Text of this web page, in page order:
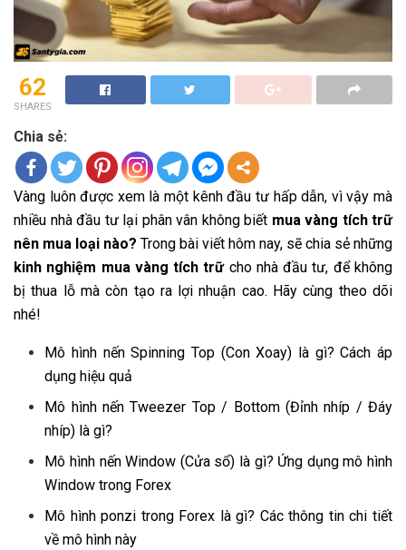
62
SHARES
Chia sẻ:
Vàng luôn được xem là một kênh đầu tư hấp dẫn, vì vậy mà
nhiều nhà đầu tư lại phân vân không biết mua vàng tích trữ
nên mua loại nào? Trong bài viết hôm nay, sẽ chia sẻ những
kinh nghiệm mua vàng tích trữcho nhà đầu tư, để không
bị thua lỗ mà còn tạo ra lợi nhuận cao. Hãy cùng theo dõi
nhé!
Mô hình nến Spinning Top (Con Xoay) là gì? Cách áp
dụng hiệu quả
Mô hình nến Tweezer Top / Bottom (Đỉnh nhíp / Đáy
nhíp) là gì?
Mô hình nến Window (Cửa sổ) là gì? Ứng dụng mô hình
Window trong Forex
Mô hình ponzi trong Forex là gì? Các thông tin chi tiết
về mô hình này